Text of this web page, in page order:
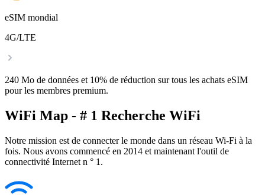
eSIM mondial
4G/LTE
240 Mo de données et 10% de réduction sur tous les achats eSIM
pour les membres premium.
WiFi Map - # 1 Recherche WiFi
Notre mission est de connecter le monde dans un réseau Wi-Fi à la
fois. Nous avons commencé en 2014 et maintenant l'outil de
connectivité Internet n ° 1.